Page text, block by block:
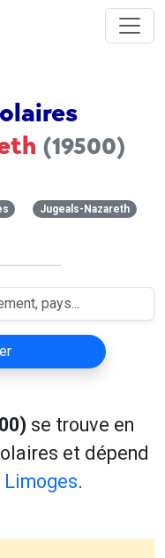
(19500)
Jugeals-Nazareth
se trouve en
et dépend
.